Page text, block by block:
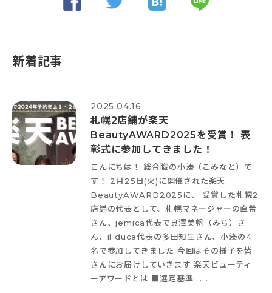
新着記事
2025.04.16
札幌2店舗が楽天
BeautyAWARD2025を受賞！ 表
彰式に参加してきました！
こんにちは！ 総合職の小湊（こみなと）で
す！ 2月25日(火)に開催された楽天
BeautyAWARD2025に、 受賞した札幌2
店舗の代表として、札幌マネージャーの直希
さん、jemica代表で貝澤美帆（みち）さ
ん、il duca代表の多田知生さん、小湊の4
名で参加してきました 今回はその様子を皆
さんにお届けしていきます 楽天ビューティ
ーアワードとは ■選定基準 ……